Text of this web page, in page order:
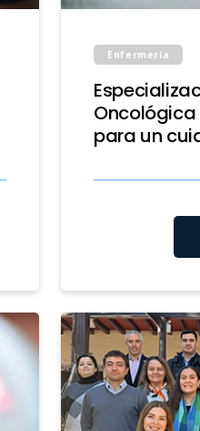
Enfermería
para un